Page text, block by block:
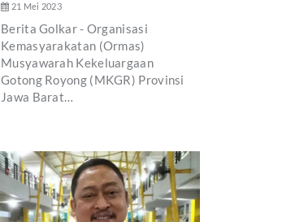
21 Mei 2023
Berita Golkar - Organisasi
Kemasyarakatan (Ormas)
Musyawarah Kekeluargaan
Gotong Royong (MKGR) Provinsi
Jawa Barat…